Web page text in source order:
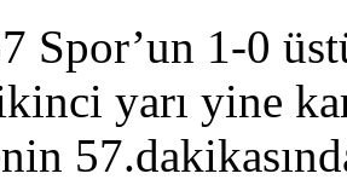
Spor’un 1-0
yarı yine